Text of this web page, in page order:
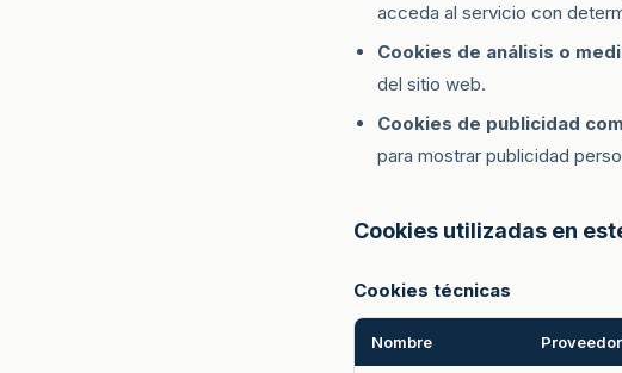
acceda al servicio con
Cookies de análisis o
del sitio web.
Cookies de publicidad
para mostrar publicidad
Cookies utilizadas en
Cookies técnicas
Nombre Proveedor